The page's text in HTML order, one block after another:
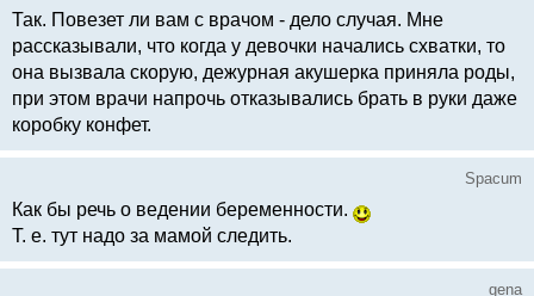
Так. Повезет ли вам с врачом - дело случая. Мне
рассказывали, что когда у девочки начались схватки, то
она вызвала скорую, дежурная акушерка приняла роды,
при этом врачи напрочь отказывались брать в руки даже
коробку конфет.
Spacum
Как бы речь о ведении беременности.
Т. е. тут надо за мамой следить.
gena